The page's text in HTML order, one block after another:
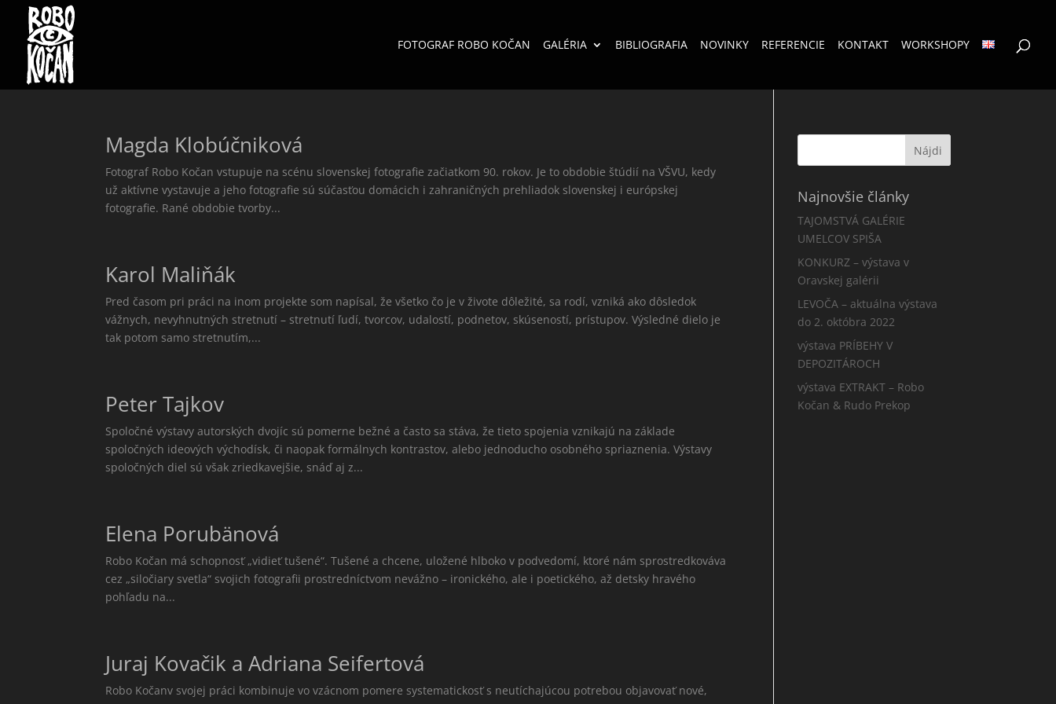
FOTOGRAF ROBO KOČAN GALÉRIA BIBLIOGRAFIA NOVINKY REFERENCIE KONTAKT WORKSHOPY
Magda Klobúčniková
Fotograf Robo Kočan vstupuje na scénu slovenskej fotografie začiatkom 90. rokov. Je to obdobie štúdií na VŠVU, kedy
už aktívne vystavuje a jeho fotografie sú súčasťou domácich i zahraničných prehliadok slovenskej i európskej
fotografie. Rané obdobie tvorby...
Karol Maliňák
Pred časom pri práci na inom projekte som napísal, že všetko čo je v živote dôležité, sa rodí, vzniká ako dôsledok
vážnych, nevyhnutných stretnutí – stretnutí ľudí, tvorcov, udalostí, podnetov, skúseností, prístupov. Výsledné dielo je
tak potom samo stretnutím,...
Peter Tajkov
Spoločné výstavy autorských dvojíc sú pomerne bežné a často sa stáva, že tieto spojenia vznikajú na základe
spoločných ideových východísk, či naopak formálnych kontrastov, alebo jednoducho osobného spriaznenia. Výstavy
spoločných diel sú však zriedkavejšie, snáď aj z...
Elena Porubänová
Robo Kočan má schopnosť „vidieť tušené“. Tušené a chcene, uložené hlboko v podvedomí, ktoré nám sprostredkováva
cez „siločiary svetla“ svojich fotografii prostredníctvom nevážno – ironického, ale i poetického, až detsky hravého
pohľadu na...
Juraj Kovačik a Adriana Seifertová
Robo Kočanv svojej práci kombinuje vo vzácnom pomere systematickosť s neutíchajúcou potrebou objavovať nové,
Najnovšie články
TAJOMSTVÁ GALÉRIE
UMELCOV SPIŠA
KONKURZ – výstava v
Oravskej galérii
LEVOČA – aktuálna výstava
do 2. októbra 2022
výstava PRÍBEHY V
DEPOZITÁROCH
výstava EXTRAKT – Robo
Kočan & Rudo Prekop